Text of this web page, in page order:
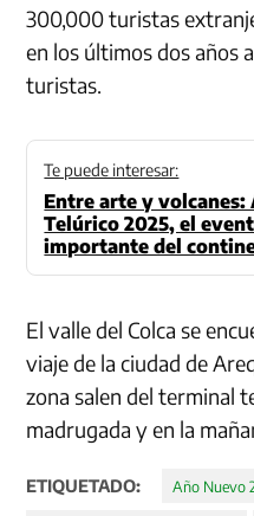
300,000 turistas
en los últimos dos años
turistas.
Te puede interesar:
Entre arte y volcanes:
Telúrico 2025, el
importante del
El valle del Colca se
viaje de la ciudad de
zona salen del terminal
madrugada y en la
ETIQUETADO: Año Nuevo